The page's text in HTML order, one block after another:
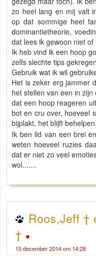
zo heel lang en mij valt
op dat sommige heel
dominantietheorie,
dat lees ik gewoon niet
Ik heb vind ik een hoop
zelfs slechte tips
Gebruik wat ik wil
Het is zeker erg jammer
het stellen van een in
dat een hoop reageren
bot en cru over, hoeveel
bijplakt, het blijft behelpen.
Ik ben lid van een brei
weten hoeveel ruzies
dat er niet zo veel
wol.......
Roos,Jeff †
†
15 december 2014 om 14:28